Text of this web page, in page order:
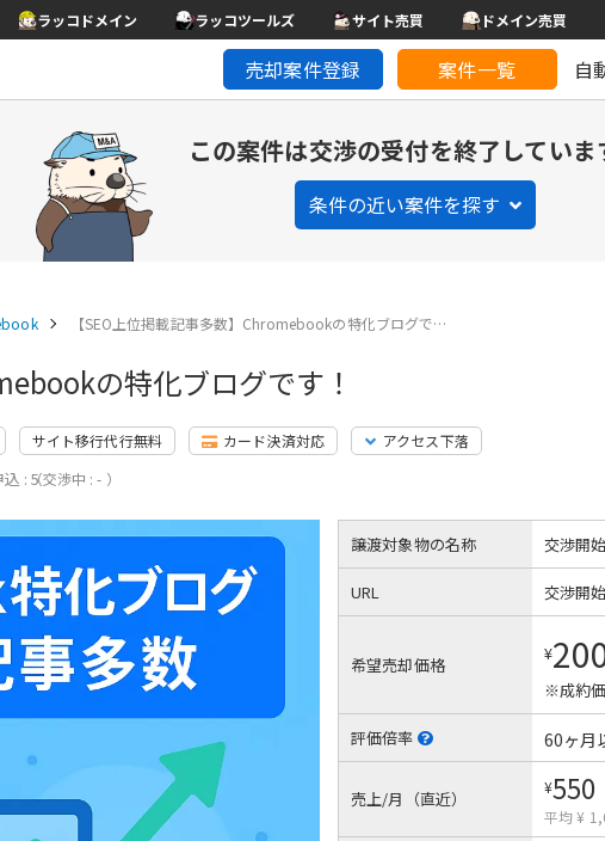
ラッコドメイン ラッコツールズ サイト売買 ドメイン売買
売却案件登録 案件一覧 自
この案件は交渉の受付を終了していま
条件の近い案件を探す
【SEO上位掲載記事多数】Chromebookの特化ブログで…
の特化ブログです！
サイト移行代行無料 カード決済対応 アクセス下落
込 :5
（交渉中 : - ）
譲渡対象物の名称 交渉開
URL 交渉開
希望売却価格 ¥
※成約
評価倍率 60ヶ月
売上/月（直近）
¥550
平均 ¥